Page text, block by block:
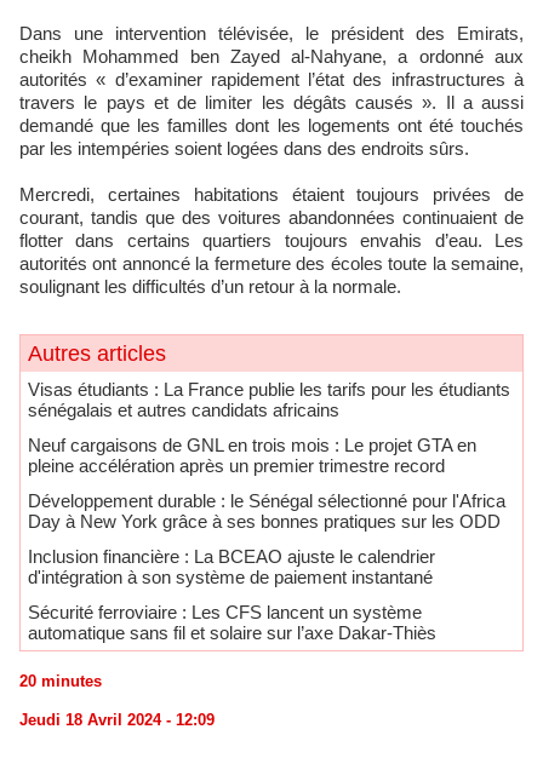
Dans une intervention télévisée, le président des Emirats,
cheikh Mohammed ben Zayed al-Nahyane, a ordonné aux
autorités « d’examiner rapidement l’état des infrastructures à
travers le pays et de limiter les dégâts causés ». Il a aussi
demandé que les familles dont les logements ont été touchés
par les intempéries soient logées dans des endroits sûrs.
Mercredi, certaines habitations étaient toujours privées de
courant, tandis que des voitures abandonnées continuaient de
flotter dans certains quartiers toujours envahis d’eau. Les
autorités ont annoncé la fermeture des écoles toute la semaine,
soulignant les difficultés d’un retour à la normale.
Autres articles
​Visas étudiants : La France publie les tarifs pour les étudiants
sénégalais et autres candidats africains
Neuf cargaisons de GNL en trois mois : Le projet GTA en
pleine accélération après un premier trimestre record
Développement durable : le Sénégal sélectionné pour l'Africa
Day à New York grâce à ses bonnes pratiques sur les ODD
​Inclusion financière : La BCEAO ajuste le calendrier
d'intégration à son système de paiement instantané
Sécurité ferroviaire : Les CFS lancent un système
automatique sans fil et solaire sur l’axe Dakar-Thiès
20 minutes
Jeudi 18 Avril 2024 - 12:09